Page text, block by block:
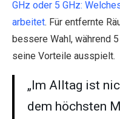
GHz oder 5 GHz:
arbeitet. Für entfernte
bessere Wahl, während
seine Vorteile ausspielt.
„Im Alltag ist
dem höchsten